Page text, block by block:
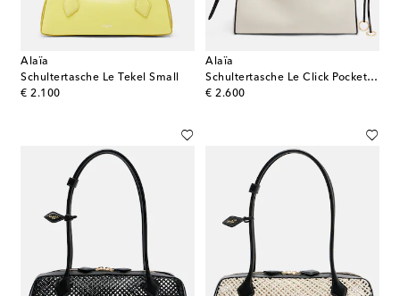
Alaïa
Schultertasche Le Tekel Small
€ 2.100
original price
Alaïa
Schultertasche Le Click Pocket Large aus Canvas
€ 2.600
original price